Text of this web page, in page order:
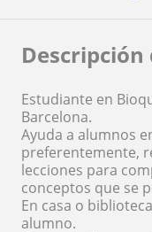
Estudiante en
Barcelona.
Ayuda a alumnos
preferentemente,
lecciones para
conceptos que se
En casa o
alumno.